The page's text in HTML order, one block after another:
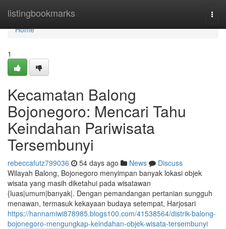
listingbookmarks
Home
Home
1
Kecamatan Balong
Bojonegoro: Mencari Tahu
Keindahan Pariwisata
Tersembunyi
rebeccafutz799036 54 days ago News
Discuss
Wilayah Balong, Bojonegoro menyimpan banyak lokasi objek
wisata yang masih diketahui pada wisatawan
{luas|umum|banyak|. Dengan pemandangan pertanian sungguh
menawan, termasuk kekayaan budaya setempat, Harjosari
https://hannamiwi878985.blogs100.com/41538564/distrik-balong-
bojonegoro-mengungkap-keindahan-objek-wisata-tersembunyi